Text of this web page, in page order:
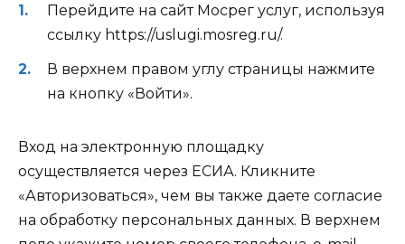
Перейдите на сайт Мосрег услуг, используя
ссылку https://uslugi.mosreg.ru/.
В верхнем правом углу страницы нажмите
на кнопку «Войти».
Вход на электронную площадку
осуществляется через ЕСИА. Кликните
«Авторизоваться», чем вы также даете согласие
на обработку персональных данных. В верхнем